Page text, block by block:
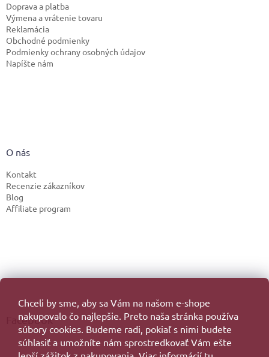
Chceli by sme, aby sa Vám na našom e-shope
nakupovalo čo najlepšie. Preto naša stránka používa
súbory cookies. Budeme radi, pokiaľ s nimi budete
súhlasiť a umožníte nám sprostredkovať Vám ešte
Doprava a platba
Výmena a vrátenie tovaru
Reklamácia
Obchodné podmienky
Podmienky ochrany osobných údajov
Napíšte nám
O nás
Kontakt
Recenzie zákazníkov
Blog
Affiliate program
Facebook